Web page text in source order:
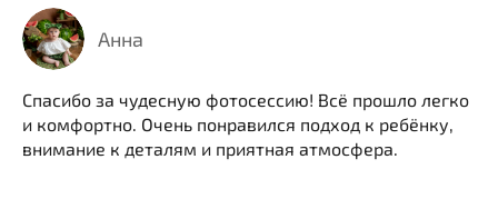
Анна
Спасибо за чудесную фотосессию! Всё прошло легко
и комфортно. Очень понравился подход к ребёнку,
внимание к деталям и приятная атмосфера.